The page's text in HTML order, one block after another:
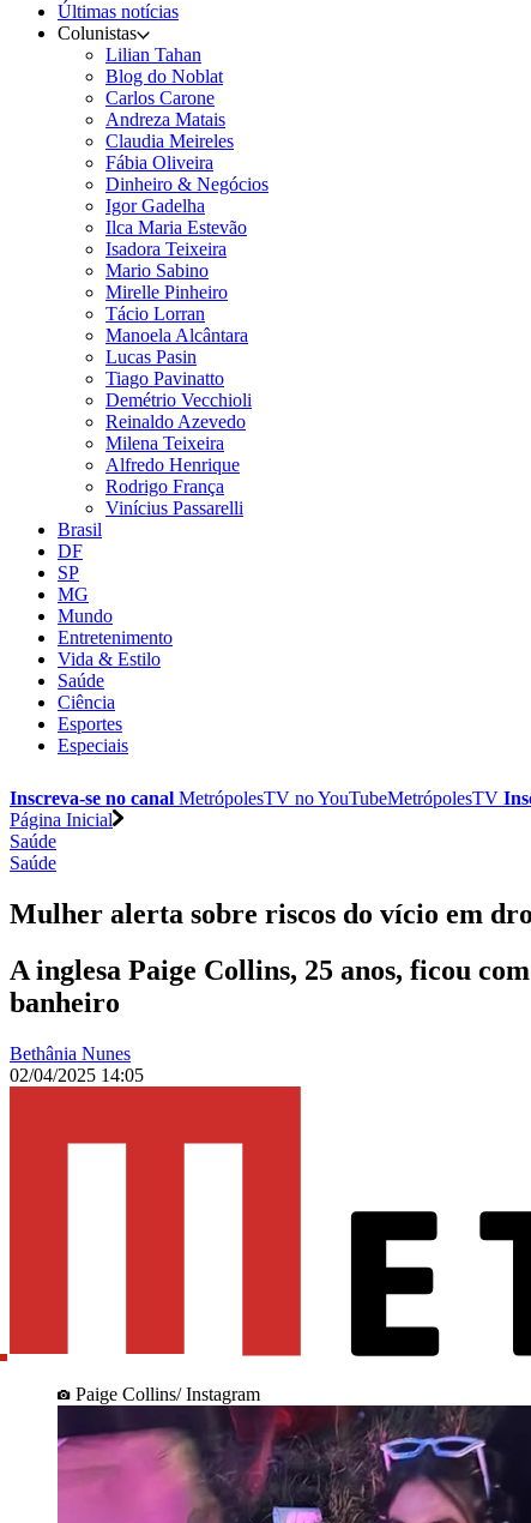
Últimas notícias
Colunistas
Lilian Tahan
Blog do Noblat
Carlos Carone
Andreza Matais
Claudia Meireles
Fábia Oliveira
Dinheiro & Negócios
Igor Gadelha
Ilca Maria Estevão
Isadora Teixeira
Mario Sabino
Mirelle Pinheiro
Tácio Lorran
Manoela Alcântara
Lucas Pasin
Tiago Pavinatto
Demétrio Vecchioli
Reinaldo Azevedo
Milena Teixeira
Alfredo Henrique
Rodrigo França
Vinícius Passarelli
Brasil
DF
SP
MG
Mundo
Entretenimento
Vida & Estilo
Saúde
Ciência
Esportes
Especiais
Inscreva-se no canal MetrópolesTV noYouTubeMetrópolesTV
Página Inicial
Saúde
Saúde
Mulher alerta sobre riscos do vício em
A inglesa Paige Collins, 25 anos, ficou
banheiro
Bethânia Nunes
02/04/2025 14:05
Paige Collins/ Instagram